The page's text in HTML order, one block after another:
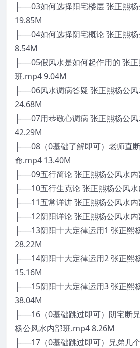
├──03如何选择阳宅楼层 张正熙
19.85M
├──04如何选择阴宅概论 张正熙
8.54M
├──05假风水是如何起作用的 张
班.mp4 9.04M
├──06风水调病答疑 张正熙杨公
24.68M
├──07用恭敬心调病 张正熙杨公
42.29M
├──08（0基础了解即可）老师直
命.mp4 13.40M
├──09五行简论 张正熙杨公风水
├──10五行生克论 张正熙杨公风
├──11五常详讲 张正熙杨公风水
├──12阴阳详论 张正熙杨公风水
├──13阴阳十大定律运用1 张正熙
28.22M
├──14阴阳十大定律运用2 张正熙
15.16M
├──15阴阳十大定律运用3 张正熙
38.04M
├──16（0基础跳过即可）阴宅断
杨公风水内部班.mp4 8.26M
├──17（0基础跳过即可）兄弟几